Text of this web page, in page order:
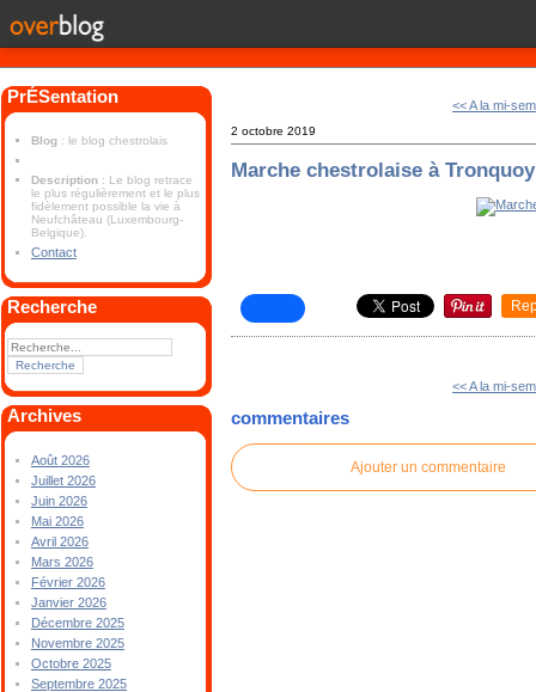
PrÉSentation
Blog : le blog chestrolais
Description : Le blog retrace
le plus régulièrement et le plus
fidèlement possible la vie à
Neufchâteau (Luxembourg-
Belgique).
Contact
Recherche
Archives
Août 2026
Juillet 2026
Juin 2026
Mai 2026
Avril 2026
Mars 2026
Février 2026
Janvier 2026
Décembre 2025
Novembre 2025
Octobre 2025
Septembre 2025
<< A la mi-
2 octobre 2019
Marche chestrolaise à Tronquoy
<< A la mi-
commentaires
Ajouter un commentaire